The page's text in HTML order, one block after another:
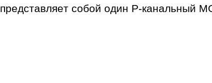
представляет собой один P-канальный